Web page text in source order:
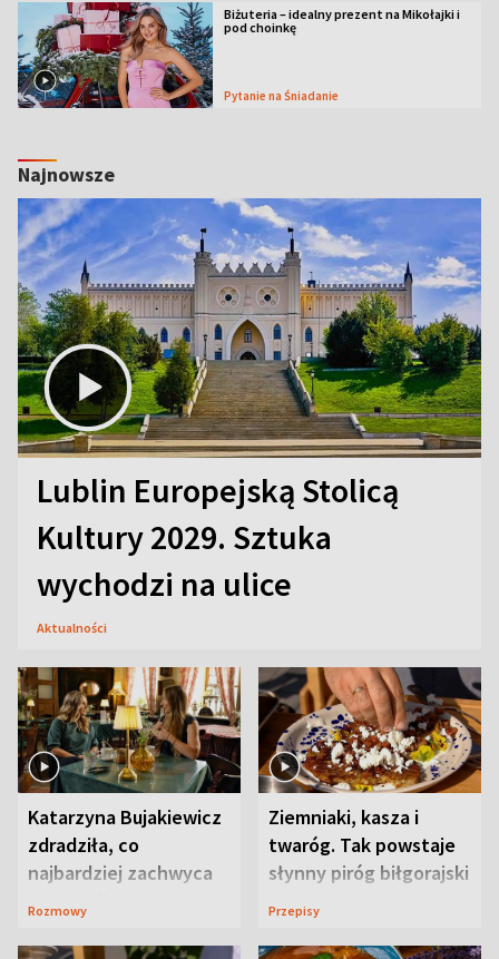
Biżuteria – idealny prezent na Mikołajki i
pod choinkę
Pytanie na Śniadanie
Najnowsze
Lublin Europejską Stolicą
Kultury 2029. Sztuka
wychodzi na ulice
Aktualności
Katarzyna Bujakiewicz
zdradziła, co
najbardziej zachwyca
ją w Lublinie
Rozmowy
Ziemniaki, kasza i
twaróg. Tak powstaje
słynny piróg biłgorajski
Przepisy